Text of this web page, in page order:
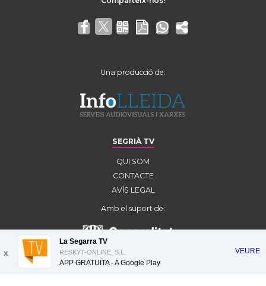
Una producció de:
SEGRIÀ TV
QUI SOM
CONTACTE
AVÍS LEGAL
Amb el suport de:
x
La Segarra TV
RESKYT-ONLINE, S.L.
APP GRATUÏTA - AGoogle Play
VEURE